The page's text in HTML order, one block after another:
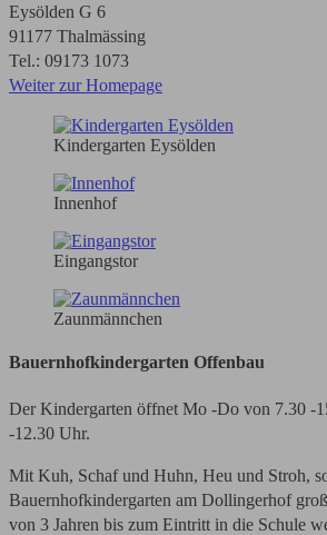
Eysölden G 6
91177 Thalmässing
Tel.: 09173 1073
Weiter zur Homepage
Kindergarten Eysölden
Innenhof
Eingangstor
Zaunmännchen
Bauernhofkindergarten Offenbau
Der Kindergarten öffnet Mo -Do von 7.30 -
-12.30 Uhr.
Mit Kuh, Schaf und Huhn, Heu und Stroh,
Bauernhofkindergarten am Dollingerhof
von 3 Jahren bis zum Eintritt in die Schule